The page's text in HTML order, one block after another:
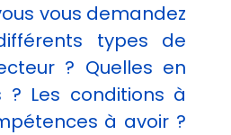
vous demandez
types de
? Quelles en
? Les conditions à
à avoir ?